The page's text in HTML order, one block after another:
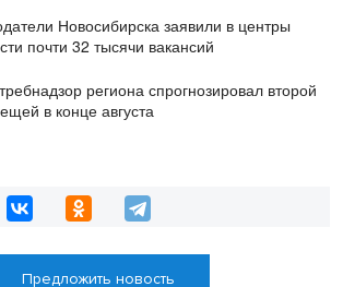
Новосибирска заявили в центры
почти 32 тысячи вакансий
региона спрогнозировал второй
в конце августа
Предложить новость